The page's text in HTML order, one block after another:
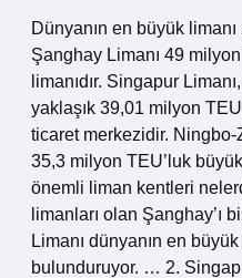
Dünyanın en büyük
Şanghay Limanı 49
limanıdır. Singapur
yaklaşık 39,01 milyon
ticaret merkezidir.
35,3 milyon TEU’luk
önemli liman kentleri
limanları olan Şanghay’ı
Limanı dünyanın en
bulunduruyor. … 2.